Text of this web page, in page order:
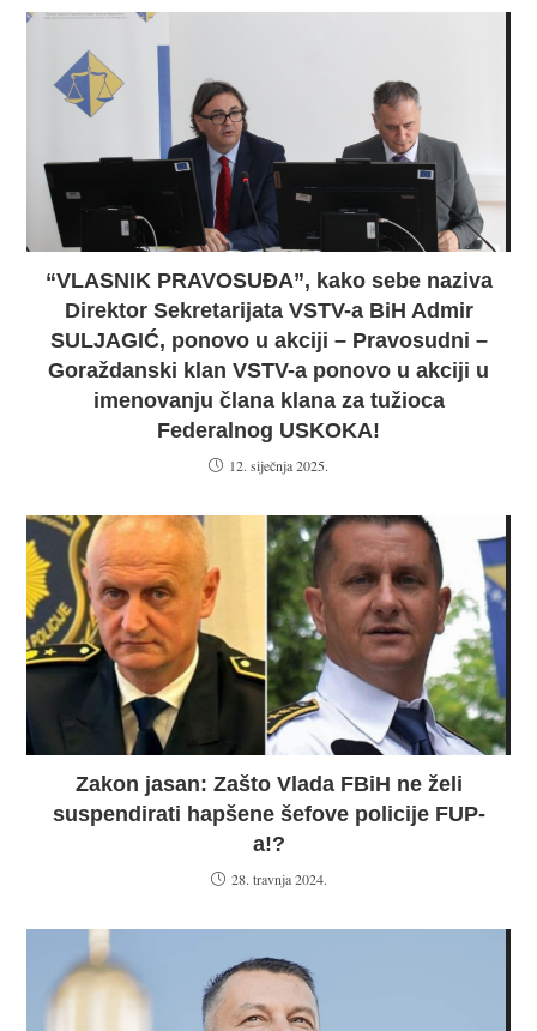
“VLASNIK PRAVOSUĐA”, kako sebe naziva
Direktor Sekretarijata VSTV-a BiH Admir
SULJAGIĆ, ponovo u akciji – Pravosudni –
Goraždanski klan VSTV-a ponovo u akciji u
imenovanju člana klana za tužioca
Federalnog USKOKA!
12. siječnja 2025.
Zakon jasan: Zašto Vlada FBiH ne želi
suspendirati hapšene šefove policije FUP-
a!?
28. travnja 2024.